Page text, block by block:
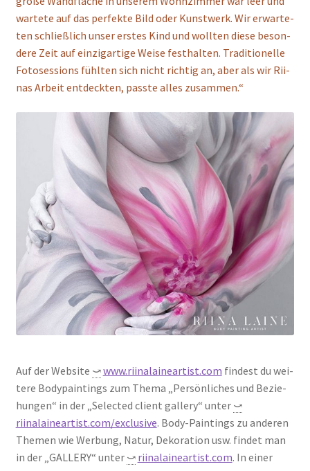
war­te­te auf das per­fek­te Bild oder Kunst­werk. Wir erwar­te­
ten schließ­lich unser ers­tes Kind und woll­ten die­se beson­
de­re Zeit auf ein­zig­ar­ti­ge Wei­se fest­hal­ten. Tra­di­tio­nel­le
Foto­ses­si­ons fühl­ten sich nicht rich­tig an, aber als wir Rii­
nas Arbeit ent­deck­ten, pass­te alles zusam­men.“
Auf der Web­site ⤻www.riinalaineartist.com fin­dest du wei­
te­re Body­pain­tings zum The­ma „Per­sön­li­ches und Bezie­
hun­gen“ in der „Sel­ec­ted cli­ent gal­lery“ unter ⤻
riinalaineartist.com/exclusive. Body-Pain­tings zu ande­ren
The­men wie Wer­bung, Natur, Deko­ra­ti­on usw. fin­det man
in der „GALLERY“ unter ⤻ riinalaineartist.com. In einer